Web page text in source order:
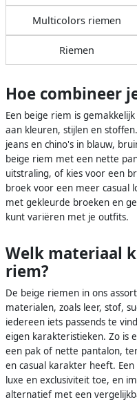
Multicolors riemen
Riemen
Hoe combineer
Een beige riem is
aan kleuren, stijlen en
jeans en chino's in blauw,
beige riem met een nette
uitstraling, of kies voor een
broek voor een meer casual
met gekleurde broeken en
kunt variëren met je outfits.
Welk materiaal
riem?
De beige riemen in ons
materialen, zoals leer, stof,
iedereen iets passends te
eigen karakteristieken. Zo is
een pak of nette pantalon,
en casual karakter heeft.
luxe en exclusiviteit toe, en
alternatief met een